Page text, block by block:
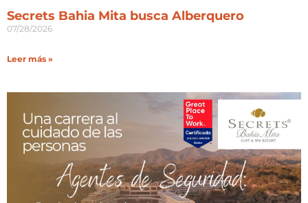
Secrets Bahia Mita busca Alberquero
07/28/2026
Leer más »